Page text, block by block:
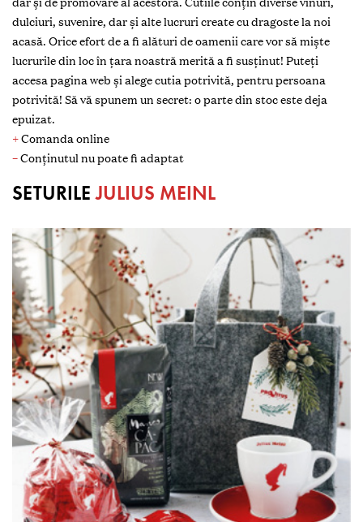
dulciuri, suvenire, dar și alte lucruri create cu dragoste la noi
acasă. Orice efort de a fi alături de oamenii care vor să miște
lucrurile din loc în țara noastră merită a fi susținut! Puteți
accesa pagina web și alege cutia potrivită, pentru persoana
potrivită! Să vă spunem un secret: o parte din stoc este deja
epuizat.
+Comanda online
–Conținutul nu poate fi adaptat
SETURILEJULIUS MEINL